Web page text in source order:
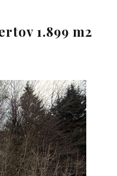
1.899 m2